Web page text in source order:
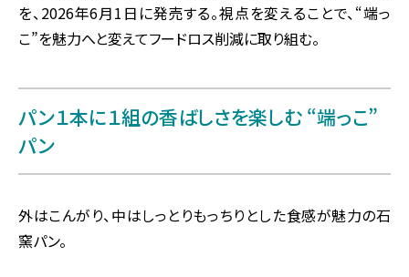
を、2026年6月1日に発売する。視点を変えることで、“端っ
こ”を魅力へと変えてフードロス削減に取り組む。
パン１本に１組の香ばしさを楽しむ “端っこ”
パン
外はこんがり、中はしっとりもっちりとした食感が魅力の石
窯パン。